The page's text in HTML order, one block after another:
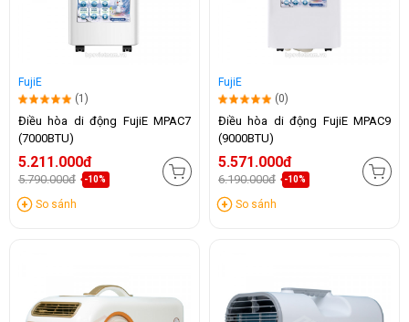
FujiE
(1)
Điều hòa di động FujiE MPAC7
(7000BTU)
5.211.000đ
5.790.000đ -10%
So sánh
FujiE
(0)
Điều hòa di động FujiE MPAC9
(9000BTU)
5.571.000đ
6.190.000đ -10%
So sánh